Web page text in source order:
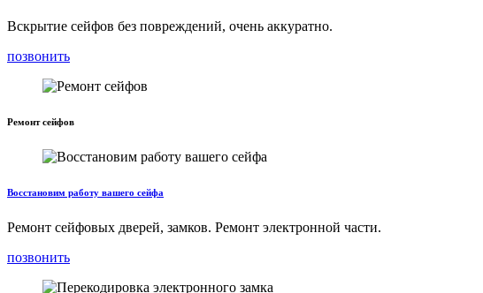
Вскрытие сейфов без повреждений, очень аккуратно.
позвонить
Ремонт сейфов
Восстановим работу вашего сейфа
Ремонт сейфовых дверей, замков. Ремонт электронной части.
позвонить